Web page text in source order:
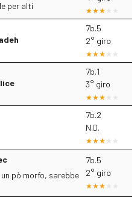
per alti
7b.5
2° giro
7b.1
3° giro
7b.2
N.D.
pò morfo, sarebbe
7b.5
2° giro